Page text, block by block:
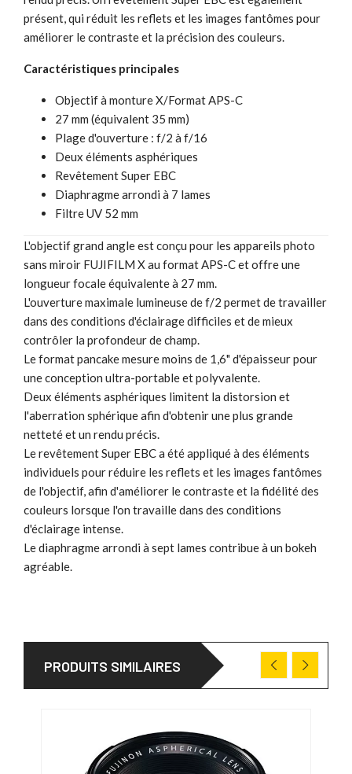
présent, qui réduit les reflets et les images fantômes pour
améliorer le contraste et la précision des couleurs.
Caractéristiques principales
Objectif à monture X/Format APS-C
27 mm (équivalent 35 mm)
Plage d'ouverture : f/2 à f/16
Deux éléments asphériques
Revêtement Super EBC
Diaphragme arrondi à 7 lames
Filtre UV 52 mm
L'objectif grand angle est conçu pour les appareils photo
sans miroir FUJIFILM X au format APS-C et offre une
longueur focale équivalente à 27 mm.
L'ouverture maximale lumineuse de f/2 permet de travailler
dans des conditions d'éclairage difficiles et de mieux
contrôler la profondeur de champ.
Le format pancake mesure moins de 1,6" d'épaisseur pour
une conception ultra-portable et polyvalente.
Deux éléments asphériques limitent la distorsion et
l'aberration sphérique afin d'obtenir une plus grande
netteté et un rendu précis.
Le revêtement Super EBC a été appliqué à des éléments
individuels pour réduire les reflets et les images fantômes
de l'objectif, afin d'améliorer le contraste et la fidélité des
couleurs lorsque l'on travaille dans des conditions
d'éclairage intense.
Le diaphragme arrondi à sept lames contribue à un bokeh
agréable.
PRODUITS SIMILAIRES